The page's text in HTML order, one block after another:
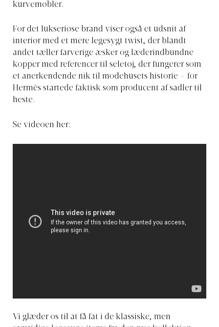
kurvemøbler.
For det lukseriøse brand viser også et udsnit af
interiør med et mere legesygt twist, der blandt
andet tæller farverige æsker og læderindbundne
kopper med referencer til seletøj, der fungerer som
et anerkendende nik til modehusets historie – for
Hermès startede faktisk som producent af sadler til
heste.
Se videoen her:
Vi glæder os til at få fat i de klassiske, men